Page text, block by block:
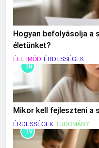
Hogyan befolyásolja a
életünket?
ÉLETMÓD ÉRDESSÉGEK
18
Mikor kell fejleszteni a
ÉRDESSÉGEK TUDOMÁNY
19